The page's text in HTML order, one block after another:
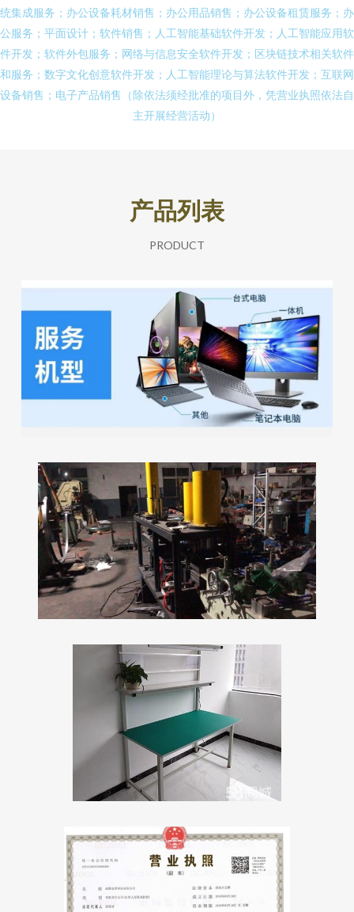
统集成服务；办公设备耗材销售；办公用品销售；办公设备租赁服务；办
公服务；平面设计；软件销售；人工智能基础软件开发；人工智能应用软
件开发；软件外包服务；网络与信息安全软件开发；区块链技术相关软件
和服务；数字文化创意软件开发；人工智能理论与算法软件开发；互联网
设备销售；电子产品销售（除依法须经批准的项目外，凭营业执照依法自
主开展经营活动）
产品列表
PRODUCT